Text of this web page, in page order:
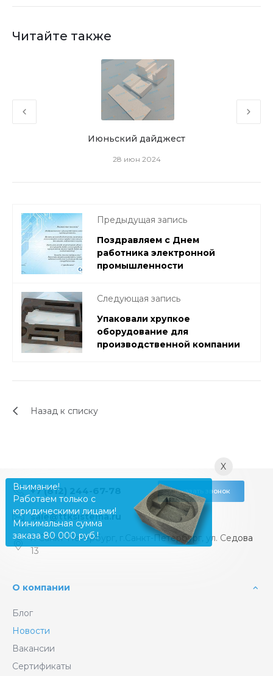
Читайте также
Июньский дайджест
28 июн 2024
Предыдущая запись
Поздравляем с Днем
работника электронной
промышленности
Следующая запись
Упаковали хрупкое
оборудование для
производственной компании
Назад к списку
+7 (812) 244-67-78 Заказать звонок
sale@ttksistema.ru
г. Санкт-Петербург, г.Санкт-Петербург, ул. Седова
13
О компании
Блог
Новости
Вакансии
Сертификаты
X
Внимание!
Работаем только с
юридическими лицами!
Минимальная сумма
заказа 80 000 руб.!